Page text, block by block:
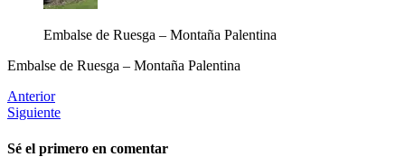
Embalse de Ruesga – Montaña Palentina
Embalse de Ruesga – Montaña Palentina
Anterior
Siguiente
Sé el primero en comentar